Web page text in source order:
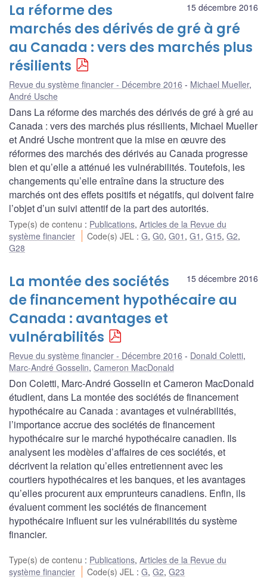
15 décembre 2016
La réforme des
marchés des dérivés de gré à gré
au Canada : vers des marchés plus
résilients
Revue du système financier - Décembre 2016 Michael Mueller,
André Usche
Dans La réforme des marchés des dérivés de gré à gré au
Canada : vers des marchés plus résilients, Michael Mueller
et André Usche montrent que la mise en œuvre des
réformes des marchés des dérivés au Canada progresse
bien et qu’elle a atténué les vulnérabilités. Toutefois, les
changements qu’elle entraîne dans la structure des
marchés ont des effets positifs et négatifs, qui doivent faire
l’objet d’un suivi attentif de la part des autorités.
Type(s) de contenu : Publications, Articles de la Revue du
système financier
Code(s) JEL :G,G0,G01 ,G1 ,G15,G2,
G28
15 décembre 2016
La montée des sociétés
de financement hypothécaire au
Canada : avantages et
vulnérabilités
Revue du système financier - Décembre 2016 Donald Coletti,
Marc-André Gosselin, Cameron MacDonald
Don Coletti, Marc-André Gosselin et Cameron MacDonald
étudient, dans La montée des sociétés de financement
hypothécaire au Canada : avantages et vulnérabilités,
l’importance accrue des sociétés de financement
hypothécaire sur le marché hypothécaire canadien. Ils
analysent les modèles d’affaires de ces sociétés, et
décrivent la relation qu’elles entretiennent avec les
courtiers hypothécaires et les banques, et les avantages
qu’elles procurent aux emprunteurs canadiens. Enfin, ils
évaluent comment les sociétés de financement
hypothécaire influent sur les vulnérabilités du système
financier.
Type(s) de contenu : Publications, Articles de la Revue du
système financier
Code(s) JEL :G,G2,G23